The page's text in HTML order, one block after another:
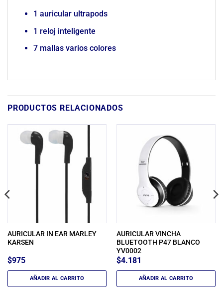
1 auricular ultrapods
1 reloj inteligente
7 mallas varios colores
PRODUCTOS RELACIONADOS
AURICULAR IN EAR MARLEY
KARSEN
$975
AÑADIR AL CARRITO
AURICULAR VINCHA
BLUETOOTH P47 BLANCO
YV0002
$4.181
AÑADIR AL CARRITO